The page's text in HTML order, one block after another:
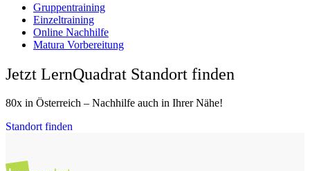
Gruppentraining
Einzeltraining
Online Nachhilfe
Matura Vorbereitung
Jetzt LernQuadrat Standort finden
80x in Österreich – Nachhilfe auch in Ihrer Nähe!
Standort finden